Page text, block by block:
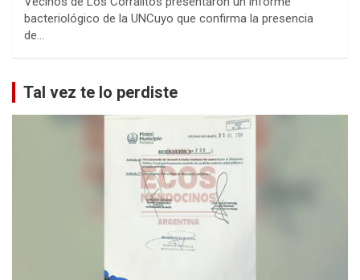
bacteriológico de la UNCuyo que confirma la presencia
de…
Tal vez te lo perdiste